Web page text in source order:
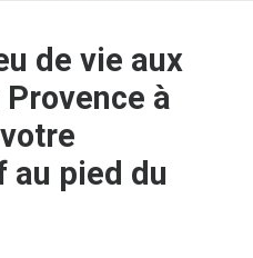
de vie aux
à
au pied du